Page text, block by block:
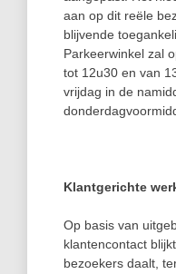
aan op dit reële
blijvende
Parkeerwinkel zal
tot 12u30 en van
vrijdag in de
Klantgerichte
Op basis van
klantencontact
bezoekers daalt,